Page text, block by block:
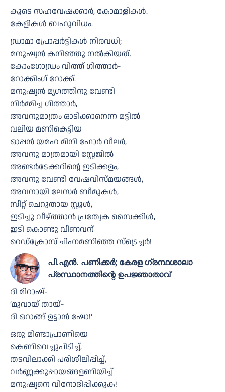
കൂടെ സഹവേഷക്കാർ, കോമാളികൾ.
കേളികൾ ബഹുവിധം.
ഡ്രാമാ പ്രോപ്പർട്ടികൾ നിരവധി;
മനുഷ്യൻ കനിഞ്ഞു നൽകിയത്.
കോംഗോഡ്രം വിത്ത് ഗിത്താർ-
റോക്കിംഗ് റോക്ക്.
മനുഷ്യൻ മൃഗത്തിനു വേണ്ടി
നിർമ്മിച്ച ഗിത്താർ,
അവനുമാത്രം ഓടിക്കാനെന്ന മട്ടിൽ
വലിയ മണികെട്ടിയ
ഓപ്പൻ യമഹ മിനി ഫോർ വീലർ,
അവനു മാത്രമായി സ്റ്റേജിൽ
അണ്ടർടേക്കറിൻ്റെ ഇടിക്കളം,
അവനു വേണ്ടി വേഷവിസ്മയങ്ങൾ,
അവനായി ലേസർ ബീമുകൾ,
സീറ്റ് ചെറുതായ സ്റ്റൂൾ,
ഇടിച്ചു വീഴ്ത്താൻ പ്രത്യേക സൈക്കിൾ,
ഇടി കൊണ്ടു വീണവന്
റെഡ്ക്രോസ് ചിഹ്നമണിഞ്ഞ സ്ട്രെച്ചർ!
പി.എൻ. പണിക്കർ; കേരള ഗ്രന്ഥശാലാ
പ്രസ്ഥാനത്തിന്റെ ഉപജ്ഞാതാവ്
ദി മിറാഷ്-
‘മുവായ് തായ്-
ദി ഒറാങ്ങ് ഉട്ടാൻ ഷോ!’
ഒരു മിണ്ടാപ്രാണിയെ
കെണിവെച്ചുപിടിച്ച്,
തടവിലാക്കി പരിശീലിപ്പിച്ച്,
വർണ്ണക്കുപ്പായങ്ങളണിയിച്ച്
മനുഷ്യനെ വിനോദിപ്പിക്കുക!